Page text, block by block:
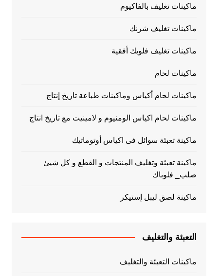
ماكينات تغليف بالفاكيوم
ماكينات تغليف شرنك
ماكينات تغليف فلوبك أفقية
ماكينات لحام
ماكينات لحام أكياس وماكينات طباعة تاريخ إنتاج
ماكينات لحام اكياس الومنيوم و لامينيت مع تاريخ انتاج
ماكينة تعبئة سوائل فى اكياس أوتوماتيك
ماكينة تعبئة وتغليف المنتجات و القطع و كل شيئ
صلب_ فلوباك
ماكينة لصق ليبل إستيكر
التعبئة والتغليف
ماكينات التعبئة والتغليف